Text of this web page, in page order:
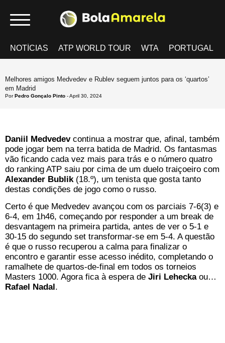
NOTÍCIAS ATP WORLD TOUR WTA PORTUGAL
Melhores amigos Medvedev e Rublev seguem juntos para os ‘quartos’
em Madrid
PorPedro Gonçalo Pinto - April 30, 2024
Daniil Medvedev continua a mostrar que, afinal, também
pode jogar bem na terra batida de Madrid. Os fantasmas
vão ficando cada vez mais para trás e o número quatro
do ranking ATP saiu por cima de um duelo traiçoeiro com
Alexander Bublik (18.º), um tenista que gosta tanto
destas condições de jogo como o russo.
Certo é que Medvedev avançou com os parciais 7-6(3) e
6-4, em 1h46, começando por responder a um break de
desvantagem na primeira partida, antes de ver o 5-1 e
30-15 do segundo set transformar-se em 5-4. A questão
é que o russo recuperou a calma para finalizar o
encontro e garantir esse acesso inédito, completando o
ramalhete de quartos-de-final em todos os torneios
Masters 1000. Agora fica à espera de Jiri Lehecka ou…
Rafael Nadal.